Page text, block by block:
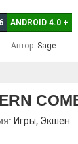
ANDROID 4.0 +
Автор: Sage
Игры, Экшен